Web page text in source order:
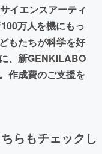
イエンスアーティ
万人を機にもっ
もたちが科学を好
、新GENKILABO
作成費のご支援を
らもチェックし